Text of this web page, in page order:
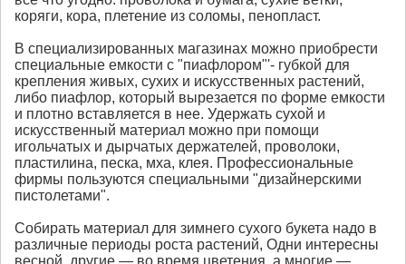
коряги, кора, плетение из соломы, пенопласт.
В специализированных магазинах можно приобрести
специальные емкости с "пиафлором"'- губкой для
крепления живых, сухих и искусственных растений,
либо пиафлор, который вырезается по форме емкости
и плотно вставляется в нее. Удержать сухой и
искусственный материал можно при помощи
игольчатых и дырчатых держателей, проволоки,
пластилина, песка, мха, клея. Профессиональные
фирмы пользуются специальными "дизайнерскими
пистолетами".
Собирать материал для зимнего сухого букета надо в
различные периоды роста растений, Одни интересны